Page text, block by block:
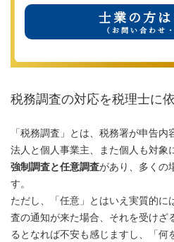
士業の方
（お問い合わせ
税務調査の対応を税理士に
「税務調査」とは、税務署が申告内
法人と個人事業主、また個人も対象
強制調査と任意調査があり、多くの
す。
ただし、「任意」とはいえ実質的に
査の通知が来た場合、それを受けざ
るとなれば不安も感じますし、「何